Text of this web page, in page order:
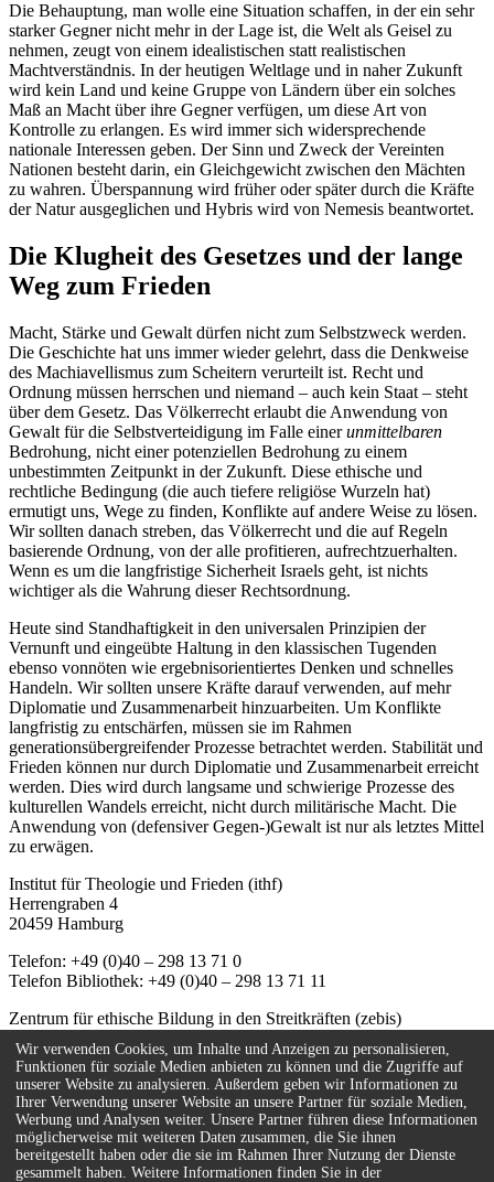
Die Behauptung, man wolle eine Situation schaffen, in der ein sehr
starker Gegner nicht mehr in der Lage ist, die Welt als Geisel zu
nehmen, zeugt von einem idealistischen statt realistischen
Machtverständnis. In der heutigen Weltlage und in naher Zukunft
wird kein Land und keine Gruppe von Ländern über ein solches
Maß an Macht über ihre Gegner verfügen, um diese Art von
Kontrolle zu erlangen. Es wird immer sich widersprechende
nationale Interessen geben. Der Sinn und Zweck der Vereinten
Nationen besteht darin, ein Gleichgewicht zwischen den Mächten
zu wahren. Überspannung wird früher oder später durch die Kräfte
der Natur ausgeglichen und Hybris wird von Nemesis beantwortet.
Die Klugheit des Gesetzes und der lange
Weg zum Frieden
Macht, Stärke und Gewalt dürfen nicht zum Selbstzweck werden.
Die Geschichte hat uns immer wieder gelehrt, dass die Denkweise
des Machiavellismus zum Scheitern verurteilt ist. Recht und
Ordnung müssen herrschen und niemand – auch kein Staat – steht
über dem Gesetz. Das Völkerrecht erlaubt die Anwendung von
Gewalt für die Selbstverteidigung im Falle einerunmittelbaren
Bedrohung, nicht einer potenziellen Bedrohung zu einem
unbestimmten Zeitpunkt in der Zukunft. Diese ethische und
rechtliche Bedingung (die auch tiefere religiöse Wurzeln hat)
ermutigt uns, Wege zu finden, Konflikte auf andere Weise zu lösen.
Wir sollten danach streben, das Völkerrecht und die auf Regeln
basierende Ordnung, von der alle profitieren, aufrechtzuerhalten.
Wenn es um die langfristige Sicherheit Israels geht, ist nichts
wichtiger als die Wahrung dieser Rechtsordnung.
Heute sind Standhaftigkeit in den universalen Prinzipien der
Vernunft und eingeübte Haltung in den klassischen Tugenden
ebenso vonnöten wie ergebnisorientiertes Denken und schnelles
Handeln. Wir sollten unsere Kräfte darauf verwenden, auf mehr
Diplomatie und Zusammenarbeit hinzuarbeiten. Um Konflikte
langfristig zu entschärfen, müssen sie im Rahmen
generationsübergreifender Prozesse betrachtet werden. Stabilität und
Frieden können nur durch Diplomatie und Zusammenarbeit erreicht
werden. Dies wird durch langsame und schwierige Prozesse des
kulturellen Wandels erreicht, nicht durch militärische Macht. Die
Anwendung von (defensiver Gegen-)Gewalt ist nur als letztes Mittel
zu erwägen.
Institut für Theologie und Frieden (ithf)
Herrengraben 4
20459 Hamburg
Telefon: +49 (0)40 – 298 13 71 0
Telefon Bibliothek: +49 (0)40 – 298 13 71 11
Zentrum für ethische Bildung in den Streitkräften (zebis)
20459 Hamburg
Telefon: +49 (0)40 – 67 08 59 - 55
E-Mail:info(at)zebis.eu
Kontakt
Impressum
Wir verwenden Cookies, um Inhalte und Anzeigen zu personalisieren,
Funktionen für soziale Medien anbieten zu können und die Zugriffe auf
unserer Website zu analysieren. Außerdem geben wir Informationen zu
Ihrer Verwendung unserer Website an unsere Partner für soziale Medien,
Werbung und Analysen weiter. Unsere Partner führen diese Informationen
möglicherweise mit weiteren Daten zusammen, die Sie ihnen
bereitgestellt haben oder die sie im Rahmen Ihrer Nutzung der Dienste
gesammelt haben. Weitere Informationen finden Sie in der